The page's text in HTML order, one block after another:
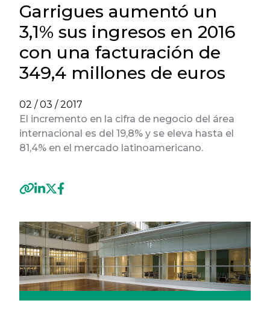
Garrigues aumentó un
3,1% sus ingresos en 2016
con una facturación de
349,4 millones de euros
02 / 03 / 2017
El incremento en la cifra de negocio del área
internacional es del 19,8% y se eleva hasta el
81,4% en el mercado latinoamericano.